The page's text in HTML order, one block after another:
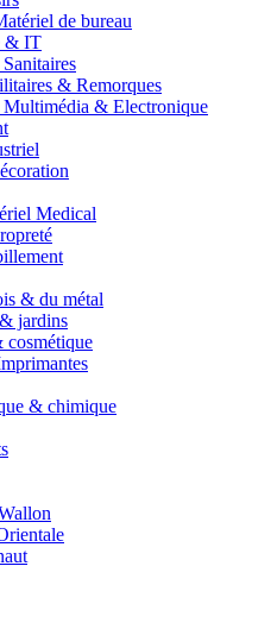
de bureau
& IT
& Remorques
Multimédia & Electronique
Medical
& du métal
jardins
cosmétique
& chimique